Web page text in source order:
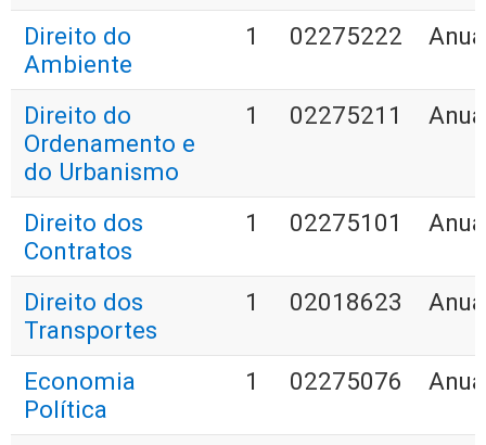
Direito do
Ambiente
1 02275222
Direito do
Ordenamento e
do Urbanismo
1 02275211
Direito dos
Contratos
1 02275101
Direito dos
Transportes
1 02018623
Economia
Política
1 02275076